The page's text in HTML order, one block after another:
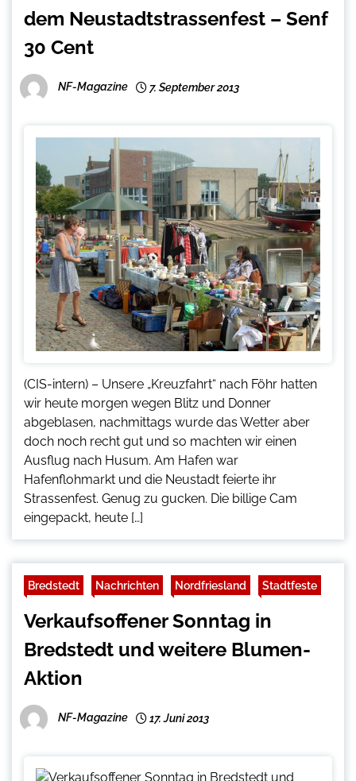
dem Neustadtstrassenfest – Senf
30 Cent
NF-Magazine 7. September 2013
(CIS-intern) – Unsere „Kreuzfahrt“ nach Föhr hatten
wir heute morgen wegen Blitz und Donner
abgeblasen, nachmittags wurde das Wetter aber
doch noch recht gut und so machten wir einen
Ausflug nach Husum. Am Hafen war
Hafenflohmarkt und die Neustadt feierte ihr
Strassenfest. Genug zu gucken. Die billige Cam
eingepackt, heute […]
Bredstedt Nachrichten Nordfriesland Stadtfeste
Verkaufsoffener Sonntag in
Bredstedt und weitere Blumen-
Aktion
NF-Magazine 17. Juni 2013